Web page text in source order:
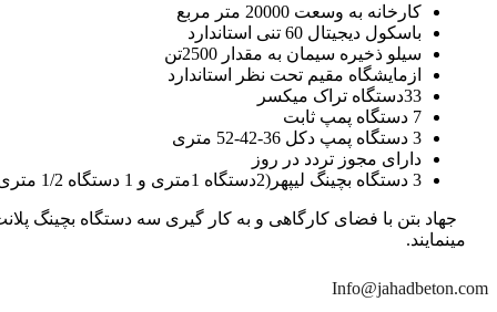
کارخانه به وسعت 20000 متر مربع
باسکول دیجیتال 60 تنی استاندارد
سیلو ذخیره سیمان به مقدار 2500تن
ازمایشگاه مقیم تحت نظر استاندارد
33دستگاه تراک میکسر
7 دستگاه پمپ ثابت
3 دستگاه پمپ دکل 36-42-52 متری
دارای مجوز تردد در روز
3 دستگاه بچینگ لیپهر(2دستگاه 1متری و 1 دستگاه 1/2 متری با توان تولید 150 متر مکعب در ساعت)
مینمایند.
Info@jahadbeton.com